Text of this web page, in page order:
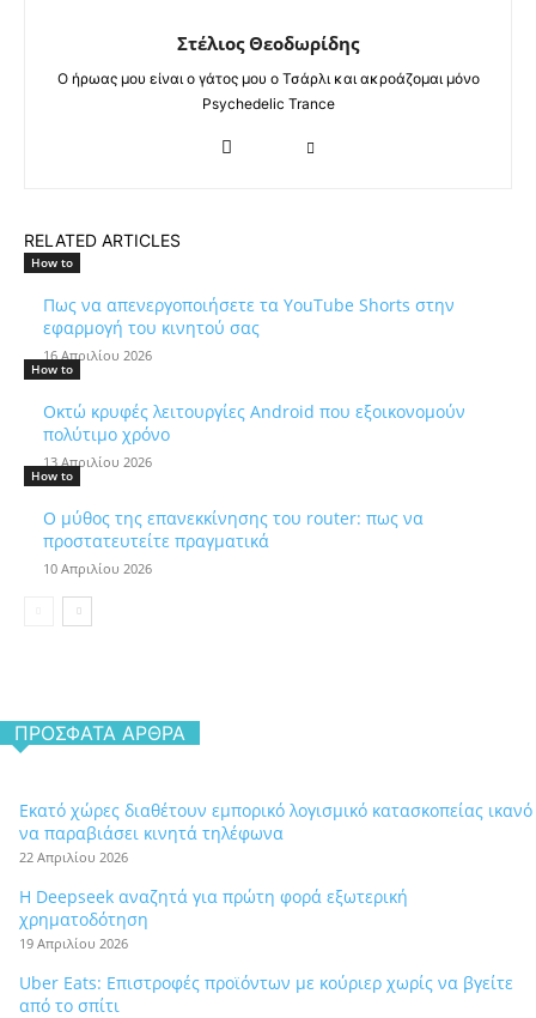
Στέλιος Θεοδωρίδης
Ο ήρωας μου είναι ο γάτος μου ο Τσάρλι και ακροάζομαι μόνο
Psychedelic Trance
RELATED ARTICLES
How to
Πως να απενεργοποιήσετε τα YouTube Shorts στην
εφαρμογή του κινητού σας
16 Απριλίου 2026
How to
Οκτώ κρυφές λειτουργίες Android που εξοικονομούν
πολύτιμο χρόνο
13 Απριλίου 2026
How to
Ο μύθος της επανεκκίνησης του router: πως να
προστατευτείτε πραγματικά
10 Απριλίου 2026
ΠΡΌΣΦΑΤΑ ΆΡΘΡΑ
Εκατό χώρες διαθέτουν εμπορικό λογισμικό κατασκοπείας ικανό
να παραβιάσει κινητά τηλέφωνα
22 Απριλίου 2026
Η Deepseek αναζητά για πρώτη φορά εξωτερική
χρηματοδότηση
19 Απριλίου 2026
Uber Eats: Επιστροφές προϊόντων με κούριερ χωρίς να βγείτε
από το σπίτι